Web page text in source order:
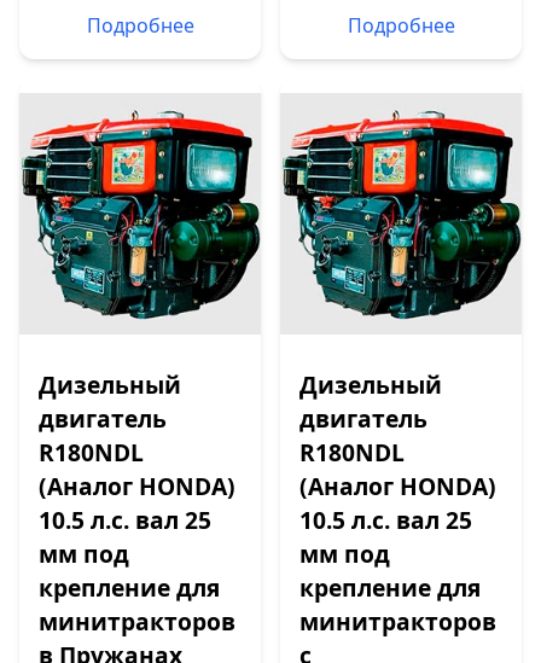
Подробнее
Подробнее
Дизельный
двигатель
R180NDL
(Аналог HONDA)
10.5 л.с. вал 25
мм под
крепление для
минитракторов
в Пружанах
Дизельный
двигатель
R180NDL
(Аналог HONDA)
10.5 л.с. вал 25
мм под
крепление для
минитракторов
с